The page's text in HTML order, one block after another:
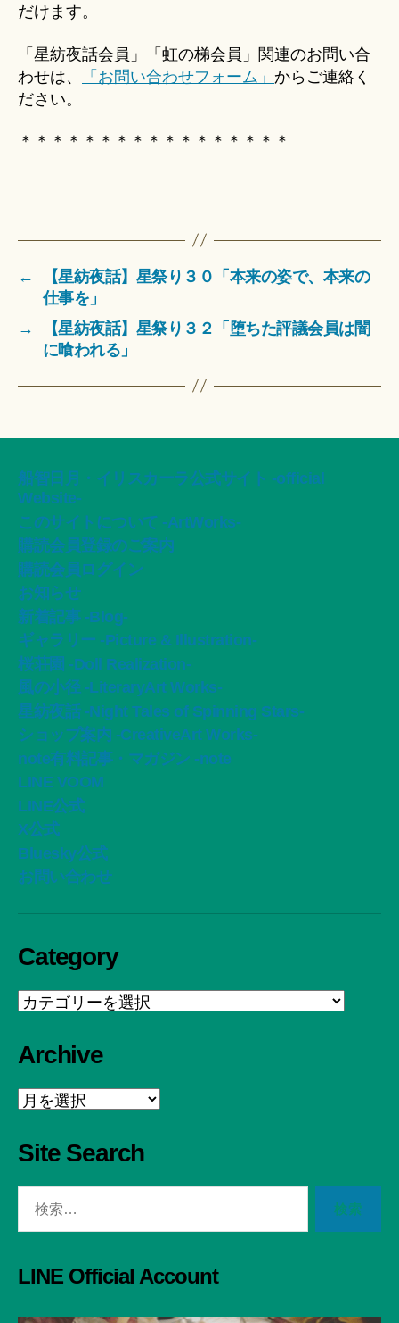
だけます。
「星紡夜話会員」「虹の梯会員」関連のお問い合
わせは、
「お問い合わせフォーム」 からご連絡く
ださい。
＊＊＊＊＊＊＊＊＊＊＊＊＊＊＊＊＊
←
【星紡夜話】星祭り３０「本来の姿で、本来の
仕事を」
→
【星紡夜話】星祭り３２「堕ちた評議会員は闇
に喰われる」
船智日月・イリスカーラ公式サイト -official
Website-
このサイトについて -ArtWorks-
購読会員登録のご案内
購読会員ログイン
お知らせ
新着記事 -Blog-
ギャラリー -Picture & Illustration-
桜荘園 -Doll Realization-
風の小径 -LiteraryArt Works-
星紡夜話 -Night Tales of Spinning Stars-
ショップ案内 -CreativeArt Works-
note有料記事・マガジン -note
LINE VOOM
LINE公式
X公式
Bluesky公式
お問い合わせ
Category
Category
Archive
Archive
Site Search
LINE Official Account